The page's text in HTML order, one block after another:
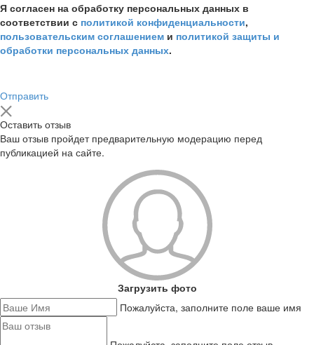
Я согласен на обработку персональных данных в
соответствии с политикой конфиденциальности,
пользовательским соглашением и политикой защиты и
обработки персональных данных.
Отправить
Оставить отзыв
Ваш отзыв пройдет предварительную модерацию перед
публикацией на сайте.
Загрузить фото
Пожалуйста, заполните поле ваше имя